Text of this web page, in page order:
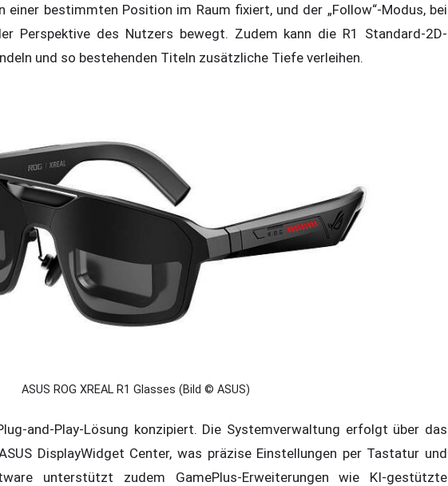
einer bestimmten Position im Raum fixiert, und der „Follow“-Modus, bei
Perspektive des Nutzers bewegt. Zudem kann die R1 Standard-2D-
und so bestehenden Titeln zusätzliche Tiefe verleihen.
ASUS ROG XREAL R1 Glasses (Bild © ASUS)
and-Play-Lösung konzipiert. Die Systemverwaltung erfolgt über das
DisplayWidget Center, was präzise Einstellungen per Tastatur und
unterstützt zudem GamePlus-Erweiterungen wie KI-gestützte